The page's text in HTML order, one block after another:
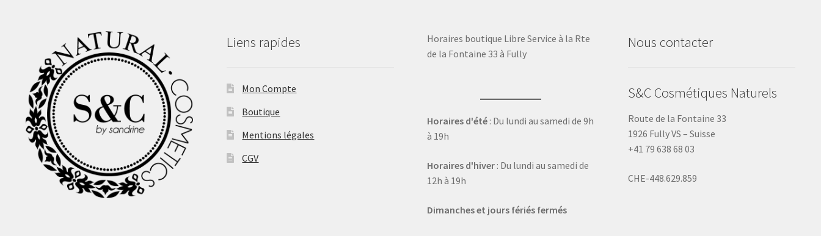
Liens rapides
Mon Compte
Boutique
Mentions légales
CGV
Horaires boutique Libre Service à la Rte
de la Fontaine 33 à Fully
Horaires d'été : Du lundi au samedi de 9h
à 19h
Horaires d'hiver : Du lundi au samedi de
12h à 19h
Dimanches et jours fériés fermés
Nous contacter
S&C Cosmétiques Naturels
Route de la Fontaine 33
1926 Fully VS – Suisse
+41 79 638 68 03
CHE-448.629.859